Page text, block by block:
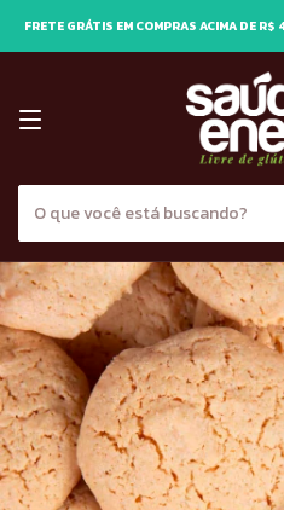
FRETE GRÁTIS EM COMPRAS ACIMA DE